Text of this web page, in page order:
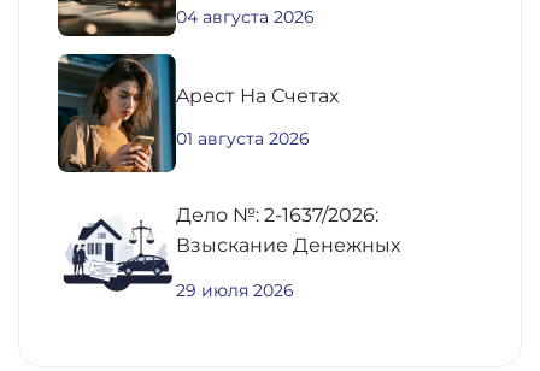
04 августа 2026
Aрест На Счетах
01 августа 2026
Дело №: 2-1637/2026:
Взыскание Денежных
29 июля 2026